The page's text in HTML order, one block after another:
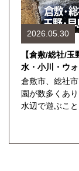
2026.05.30
【倉敷/総社/
水・小川・ウ
倉敷市、総社
園が数多くあ
水辺で遊ぶこと